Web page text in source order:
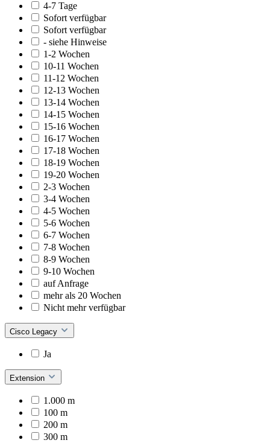
4-7 Tage
Sofort verfügbar
Sofort verfügbar
- siehe Hinweise
1-2 Wochen
10-11 Wochen
11-12 Wochen
12-13 Wochen
13-14 Wochen
14-15 Wochen
15-16 Wochen
16-17 Wochen
17-18 Wochen
18-19 Wochen
19-20 Wochen
2-3 Wochen
3-4 Wochen
4-5 Wochen
5-6 Wochen
6-7 Wochen
7-8 Wochen
8-9 Wochen
9-10 Wochen
auf Anfrage
mehr als 20 Wochen
Nicht mehr verfügbar
Cisco Legacy
Ja
Extension
1.000 m
100 m
200 m
300 m